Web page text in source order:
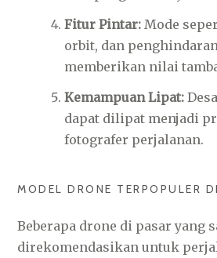
Fitur Pintar: Mode
orbit, dan
memberikan nilai
Kemampuan Lipat:
dapat dilipat menjadi
fotografer perjalanan.
MODEL DRONE TERPOPULER
Beberapa drone di pasar yang
direkomendasikan untuk